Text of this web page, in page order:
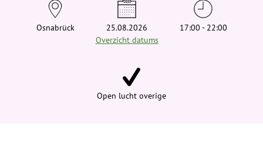
e
h
e
Osnabrück
25.08.2026
Overzicht datums
17:00 - 22:00
Open lucht overige